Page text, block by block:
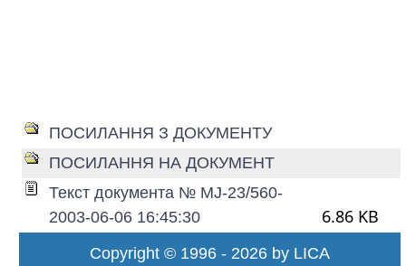
ПОСИЛАННЯ З ДОКУМЕНТУ
ПОСИЛАННЯ НА ДОКУМЕНТ
Текст документа № MJ-23/560-
2003-06-06 16:45:30
6.86 KB
Copyright © 1996 - 2026 by LICA